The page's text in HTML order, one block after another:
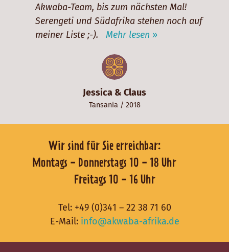
Jessica & Claus
Tansania / 2018
Akwaba-Team, bis zum nächsten Mal!
Serengeti und Südafrika stehen noch auf
meiner Liste ;-). Mehr lesen »
Wir sind für Sie erreichbar:
Montags - Donnerstags 10 - 18 Uhr
Freitags 10 - 16 Uhr
Tel: +49 (0)341 – 22 38 71 60
E-Mail: info@akwaba-afrika.de